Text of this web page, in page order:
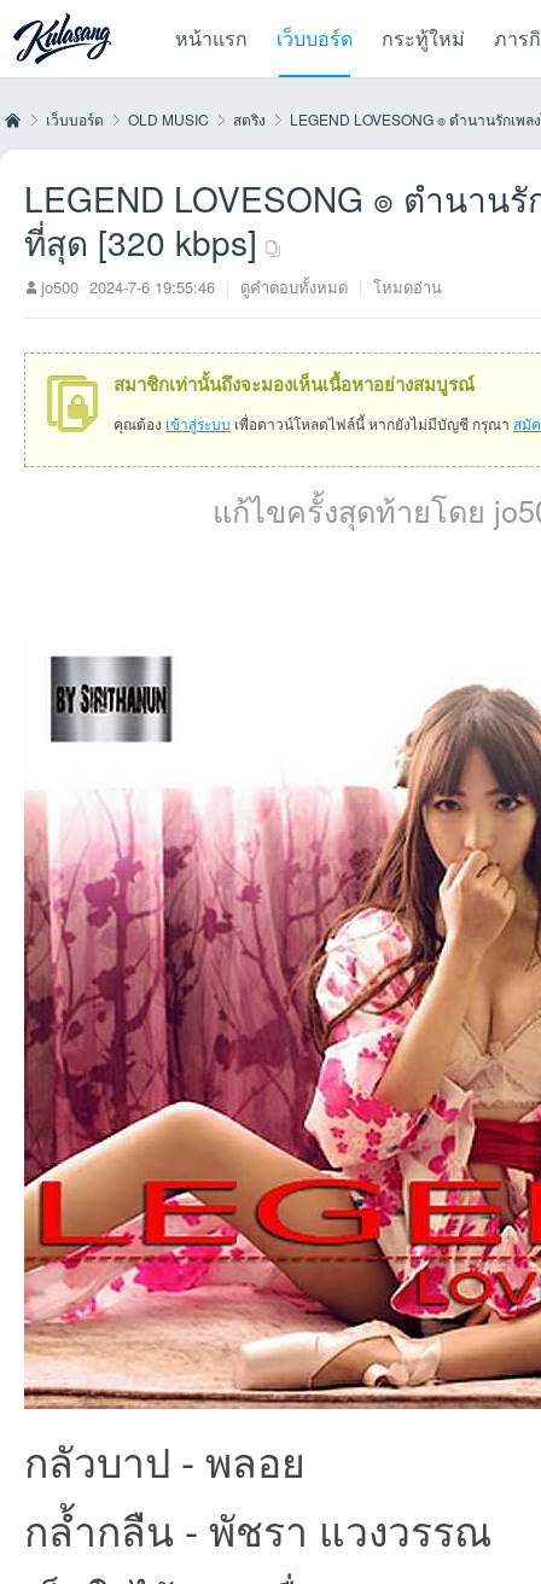
หน้าแรก เว็บบอร์ด กระทู้ใหม่ ภาร
เว็บบอร์ด OLD MUSIC สตริง LEGEND LOVESONG ๏ ตำนานรักเพล
LEGEND LOVESONG ๏ ตำนาน
ที่สุด [320 kbps]
jo500 2024-7-6 19:55:46 | ดูคำตอบทั้งหมด | โหมดอ่าน
สมาชิกเท่านั้นถึงจะมองเห็นเนื้อหาอย่างสมบูรณ์
คุณต้อง เข้าสู่ระบบ เพื่อดาวน์โหลดไฟล์นี้ หากยังไม่มีบัญชี กรุณา สมั
แก้ไขครั้งสุดท้ายโดย
กลัวบาป - พลอย
กล้ำกลืน - พัชรา แวงวรรณ